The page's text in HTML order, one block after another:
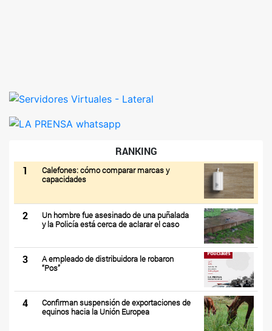
RANKING
1
Calefones: cómo comparar marcas y
capacidades
2
Un hombre fue asesinado de una puñalada
y la Policía está cerca de aclarar el caso
3
A empleado de distribuidora le robaron
“Pos”
4
Confirman suspensión de exportaciones de
equinos hacia la Unión Europea